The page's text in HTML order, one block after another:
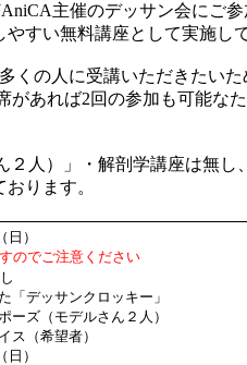
主催のデッサン会にご
すい無料講座として実施し
くの人に受講いただきたい
あれば2回の参加も可能な
人）」・解剖学講座は無し
ります。
）
のでご注意ください
デッサンクロッキー」
デルさん２人）
（希望者）
）